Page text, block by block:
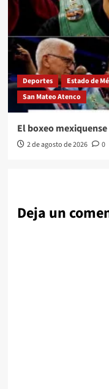
Deportes Estado de
San Mateo Atenco
El boxeo
2 de agosto de 2026 0
Deja un